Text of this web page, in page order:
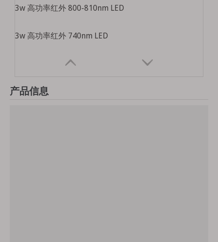
3w 高功率红外 800-810nm LED
3w 高功率红外 740nm LED
产品信息